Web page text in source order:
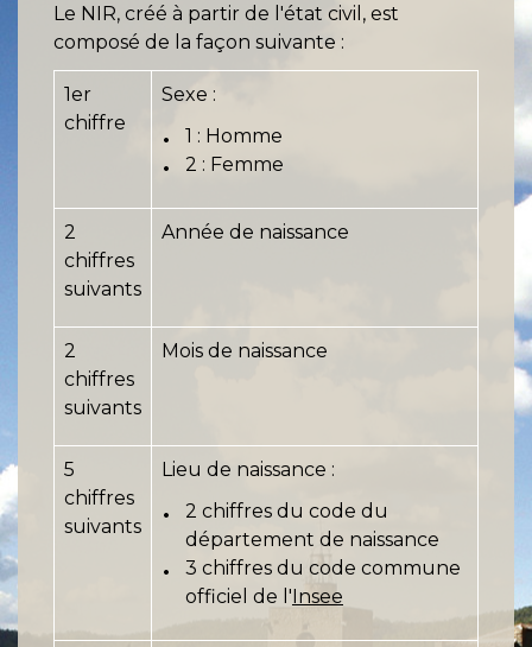
Le NIR, créé à partir de l'état civil, est
composé de la façon suivante :
1er
chiffre
Sexe :
1 : Homme
2 : Femme
2
chiffres
suivants
Année de naissance
2
chiffres
suivants
Mois de naissance
5
chiffres
suivants
Lieu de naissance :
2 chiffres du code du
département de naissance
3 chiffres du code commune
officiel de l'Insee